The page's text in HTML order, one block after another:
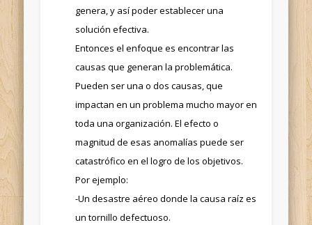
genera, y así poder establecer una
solución efectiva.
Entonces el enfoque es encontrar las
causas que generan la problemática.
Pueden ser una o dos causas, que
impactan en un problema mucho mayor en
toda una organización. El efecto o
magnitud de esas anomalías puede ser
catastrófico en el logro de los objetivos.
Por ejemplo:
-Un desastre aéreo donde la causa raíz es
un tornillo defectuoso.